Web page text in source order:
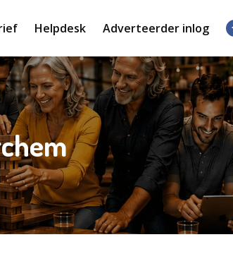
Helpdesk Adverteerder inlog